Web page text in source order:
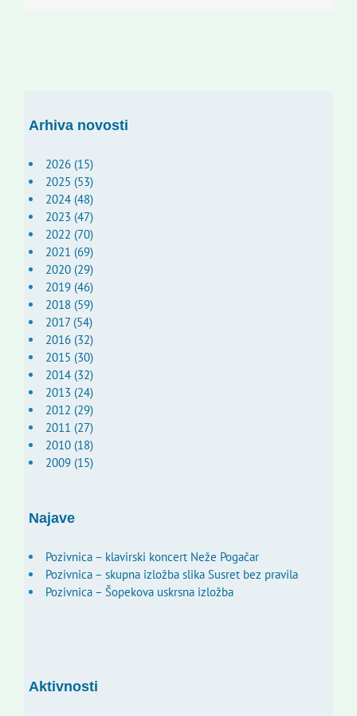
Arhiva novosti
2026 (15)
2025 (53)
2024 (48)
2023 (47)
2022 (70)
2021 (69)
2020 (29)
2019 (46)
2018 (59)
2017 (54)
2016 (32)
2015 (30)
2014 (32)
2013 (24)
2012 (29)
2011 (27)
2010 (18)
2009 (15)
Najave
Pozivnica – klavirski koncert Neže Pogačar
Pozivnica – skupna izložba slika Susret bez pravila
Pozivnica – Šopekova uskrsna izložba
Aktivnosti